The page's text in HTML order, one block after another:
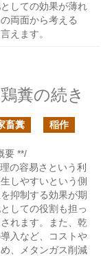
しての効果が薄れ
両面から考える
えます。
糞の続き
畜糞 稲作
要 **/
の容易さという利
しやすいという側
抑制する効果が期
しての役割も担っ
れます。また、乾
入など、コストや
、メタンガス削減